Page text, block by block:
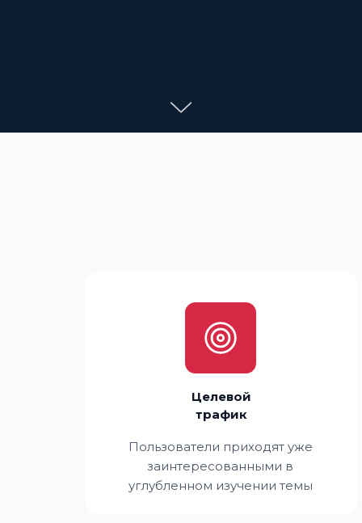
create your own
block from scratch
Целевой
трафик
Пользователи приходят уже
заинтересованными в
углубленном изучении темы